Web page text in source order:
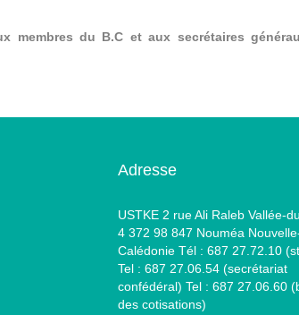
membres du B.C et aux secrétaires
Adresse
USTKE 2 rue Ali Raleb Vallée-
4 372 98 847 Nouméa
Calédonie Tél : 687 27.72.10
Tel : 687 27.06.54 (secrétariat
confédéral) Tel : 687 27.06.60
des cotisations)